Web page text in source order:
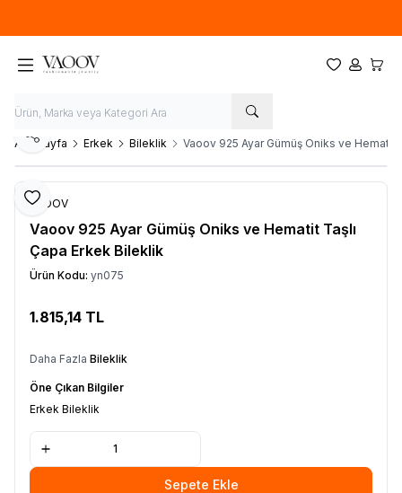
Favorilerim
Hesabım
Ana Sayfa Erkek Bileklik Vaoov 925 Ayar Gümüş Oniks ve Hematit
Favoriye Ekle
Paylaş
VAOOV
Vaoov 925 Ayar Gümüş Oniks ve Hematit Taşlı
Çapa Erkek Bileklik
Ürün Kodu: yn075
1.815,14 TL
Daha Fazla Bileklik
Öne Çıkan Bilgiler
Erkek Bileklik
Sepete Ekle